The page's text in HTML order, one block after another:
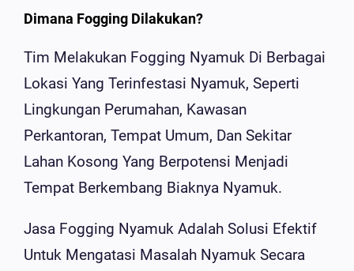
Dimana Fogging Dilakukan?
Tim Melakukan Fogging Nyamuk Di Berbagai
Lokasi Yang Terinfestasi Nyamuk, Seperti
Lingkungan Perumahan, Kawasan
Perkantoran, Tempat Umum, Dan Sekitar
Lahan Kosong Yang Berpotensi Menjadi
Tempat Berkembang Biaknya Nyamuk.
Jasa Fogging Nyamuk Adalah Solusi Efektif
Untuk Mengatasi Masalah Nyamuk Secara